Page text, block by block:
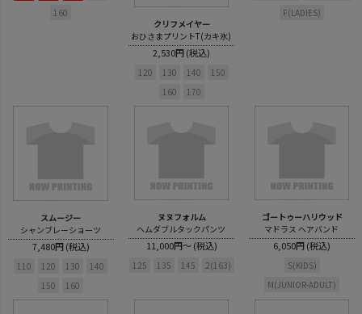
160
クリフメイヤー
おひさまプリントT(カキ氷)
2,530円 (税込)
120 130 140
150
160
170
F(LADIES)
スムージー
シャンブレーショーツ
7,480円 (税込)
110 120 130
140
150
160
ヌヌフォルム
ヘムダブルタックパンツ
11,000円～ (税込)
125 135 145 2(163)
ゴートゥーハリウッド
マドラス ヘアバンド
6,050円 (税込)
S(KIDS)
M(JUNIOR-ADULT)